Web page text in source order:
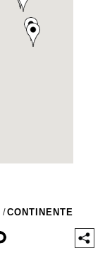
CONTINENTE
/